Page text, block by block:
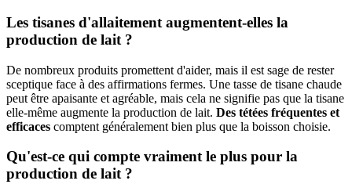
Les tisanes d'allaitement augmentent-elles la
production de lait ?
De nombreux produits promettent d'aider, mais il est sage de rester
sceptique face à des affirmations fermes. Une tasse de tisane chaude
peut être apaisante et agréable, mais cela ne signifie pas que la tisane
elle-même augmente la production de lait. Des tétées fréquentes et
efficaces comptent généralement bien plus que la boisson choisie.
Qu'est-ce qui compte vraiment le plus pour la
production de lait ?